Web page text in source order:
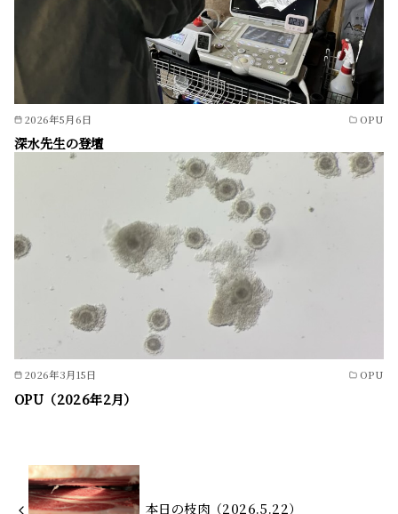
2026年5月6日 OPU
深水先生の登壇
2026年3月15日 OPU
OPU（2026年2月）
本日の枝肉（2026.5.22）